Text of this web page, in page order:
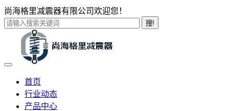
尚海格里减震器有限公司欢迎您！
搜!
首页
行业动态
产品中心